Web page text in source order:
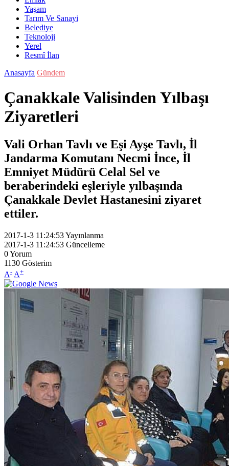
Yaşam
Tarım Ve Sanayi
Belediye
Teknoloji
Yerel
Resmî İlan
Anasayfa Gündem
Çanakkale Valisinden Yılbaşı
Ziyaretleri
Vali Orhan Tavlı ve Eşi Ayşe Tavlı, İl
Jandarma Komutanı Necmi İnce, İl
Emniyet Müdürü Celal Sel ve
beraberindeki eşleriyle yılbaşında
Çanakkale Devlet Hastanesini ziyaret
ettiler.
2017-1-3 11:24:53Yayınlanma
2017-1-3 11:24:53 Güncelleme
0Yorum
1130 Gösterim
A- A+